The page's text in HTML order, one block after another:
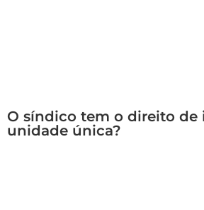
O síndico tem o direito de
unidade única?